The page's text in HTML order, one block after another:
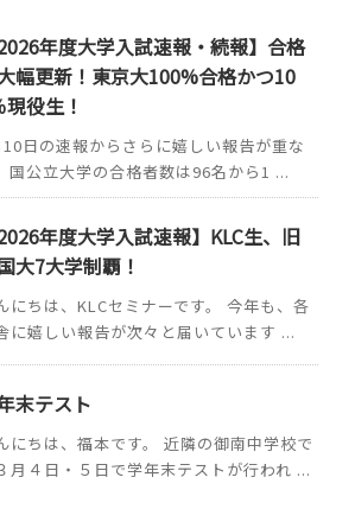
2026年度大学入試速報・続報】合格
幅更新！東京大100%合格かつ10
役生！
日の速報からさらに嬉しい報告が重な
国公立大学の合格者数は96名から1 ...
2026年度大学入試速報】KLC生、旧
大7大学制覇！
にちは、KLCセミナーです。 今年も、各
に嬉しい報告が次々と届いています ...
末テスト
にちは、福本です。 近隣の御南中学校で
月４日・５日で学年末テストが行われ ...